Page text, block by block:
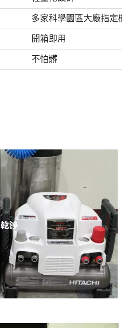
多家科學園區大廠指定
開箱即用
不怕髒